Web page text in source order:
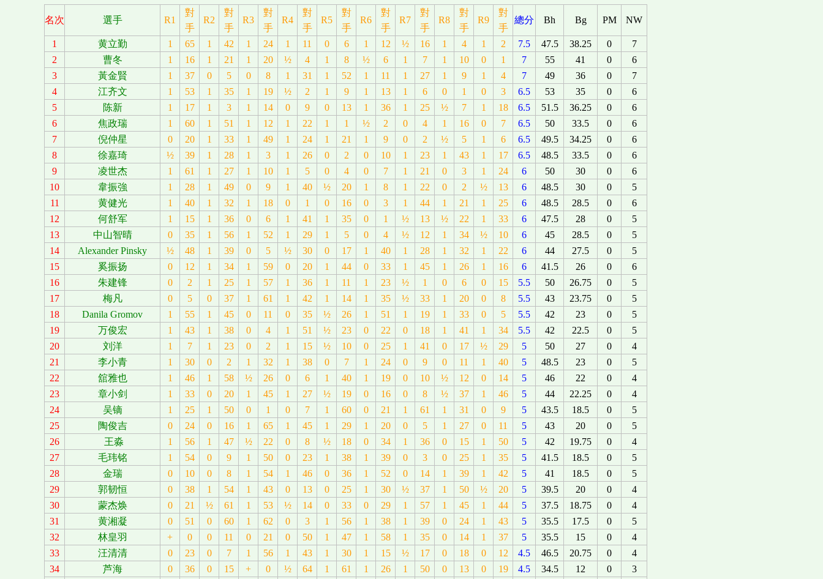
名次 選手 R1
對
手
R2
對
手
R3
對
手
R4
對
手
R5
對
手
R6
對
手
R7
對
手
R8
對
手
R9
對
手
總分 Bh Bg PM NW
1 黄立勤 1 65 1 42 1 24 1 11 0 6 1 12 ½ 16 1 4 1 2 7.5 47.5 38.25 0
7
2
曹冬 1 16 1 21 1 20 ½ 4 1 8 ½ 6 1 7 1 10 0 1 7 55 41 0
6
3
黃金賢 1 37 0 5 0 8 1 31 1 52 1 11 1 27 1 9 1 4 7 49 36 0
7
4
江齐文 1 53 1 35 1 19 ½ 2 1 9 1 13 1 6 0 1 0 3 6.5 53 35 0
6
5
陈新 1 17 1 3 1 14 0 9 0 13 1 36 1 25 ½ 7 1 18 6.5 51.5 36.25 0
6
6
焦政瑞 1 60 1 51 1 12 1 22 1 1 ½ 2 0 4 1 16 0 7 6.5 50 33.5 0
6
7
倪仲星 0 20 1 33 1 49 1 24 1 21 1 9 0 2 ½ 5 1 6 6.5 49.5 34.25 0
6
8
徐嘉琦 ½ 39 1 28 1 3 1 26 0 2 0 10 1 23 1 43 1 17 6.5 48.5 33.5 0
6
9
凌世杰 1 61 1 27 1 10 1 5 0 4 0 7 1 21 0 3 1 24 6 50 30 0
6
10
韋振強 1 28 1 49 0 9 1 40 ½ 20 1 8 1 22 0 2 ½ 13 6 48.5 30 0
5
11
黄健光 1 40 1 32 1 18 0 1 0 16 0 3 1 44 1 21 1 25 6 48.5 28.5 0
6
12
何舒军 1 15 1 36 0 6 1 41 1 35 0 1 ½ 13 ½ 22 1 33 6 47.5 28 0
5
13
中山智晴 0 35 1 56 1 52 1 29 1 5 0 4 ½ 12 1 34 ½ 10 6 45 28.5 0
5
14
Alexander Pinsky ½ 48 1 39 0 5 ½ 30 0 17 1 40 1 28 1 32 1 22 6 44 27.5 0
5
15
奚振扬 0 12 1 34 1 59 0 20 1 44 0 33 1 45 1 26 1 16 6 41.5 26 0
6
16
朱建锋 0 2 1 25 1 57 1 36 1 11 1 23 ½ 1 0 6 0 15 5.5 50 26.75 0
5
17
梅凡 0 5 0 37 1 61 1 42 1 14 1 35 ½ 33 1 20 0 8 5.5 43 23.75 0
5
18
Danila Gromov 1 55 1 45 0 11 0 35 ½ 26 1 51 1 19 1 33 0 5 5.5 42 23 0
5
19
万俊宏 1 43 1 38 0 4 1 51 ½ 23 0 22 0 18 1 41 1 34 5.5 42 22.5 0
5
20
刘洋 1 7 1 23 0 2 1 15 ½ 10 0 25 1 41 0 17 ½ 29 5 50 27 0
4
21
李小青 1 30 0 2 1 32 1 38 0 7 1 24 0 9 0 11 1 40 5 48.5 23 0
5
22
舘雅也 1 46 1 58 ½ 26 0 6 1 40 1 19 0 10 ½ 12 0 14 5 46 22 0
4
23
章小剑 1 33 0 20 1 45 1 27 ½ 19 0 16 0 8 ½ 37 1 46 5 44 22.25 0
4
24
吴镝 1 25 1 50 0 1 0 7 1 60 0 21 1 61 1 31 0 9 5 43.5 18.5 0
5
25
陶俊吉 0 24 0 16 1 65 1 45 1 29 1 20 0 5 1 27 0 11 5 43 20 0
5
26
王淼 1 56 1 47 ½ 22 0 8 ½ 18 0 34 1 36 0 15 1 50 5 42 19.75 0
4
27
毛玮铭 1 54 0 9 1 50 0 23 1 38 1 39 0 3 0 25 1 35 5 41.5 18.5 0
5
28
金瑞 0 10 0 8 1 54 1 46 0 36 1 52 0 14 1 39 1 42 5 41 18.5 0
5
29
郭韧恒 0 38 1 54 1 43 0 13 0 25 1 30 ½ 37 1 50 ½ 20 5 39.5 20 0
4
30
蒙杰焕 0 21 ½ 61 1 53 ½ 14 0 33 0 29 1 57 1 45 1 44 5 37.5 18.75 0
4
31
黄湘凝 0 51 0 60 1 62 0 3 1 56 1 38 1 39 0 24 1 43 5 35.5 17.5 0
5
32
林皇羽 + 0 0 11 0 21 0 50 1 47 1 58 1 35 0 14 1 37 5 35.5 15 0
4
33
汪清清 0 23 0 7 1 56 1 43 1 30 1 15 ½ 17 0 18 0 12 4.5 46.5 20.75 0
4
34
芦海 0 36 0 15 + 0 ½ 64 1 61 1 26 1 50 0 13 0 19 4.5 34.5 12 0
3